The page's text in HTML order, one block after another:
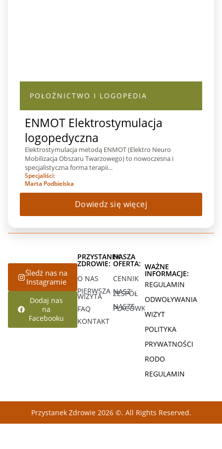
POŁOŻNICTWO I LOGOPEDIA
ENMOT Elektrostymulacja
logopedyczna
Elektrostymulacja metodą ENMOT (Elektro Neuro
Mobilizacja Obszaru Twarzowego) to nowoczesna i
specjalistyczna forma terapii...
Specjaliści:
Marta Podbielska
Dowiedz się więcej
Śledź nas na
Instagramie
Dodaj nas
na
Facebooku
PRZYSTANEK
ZDROWIE:
O NAS
PIERWSZA
WIZYTA
FAQ
KONTAKT
NASZA
OFERTA:
CENNIK
NASZ
ZESPÓŁ
NASZE
PLACÓWKI
WAŻNE
INFORMACJE:
REGULAMIN
ODWOŁYWANIA
WIZYT
POLITYKA
PRYWATNOŚCI
RODO
REGULAMIN
Przystanek Zdrowie 2026 ©. All Rights Reserved.